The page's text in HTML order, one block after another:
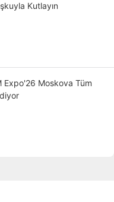
Kutlayın
Expo'26 Moskova Tüm